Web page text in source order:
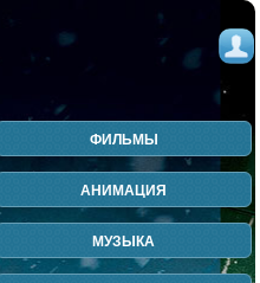
ФИЛЬМЫ
АНИМАЦИЯ
МУЗЫКА